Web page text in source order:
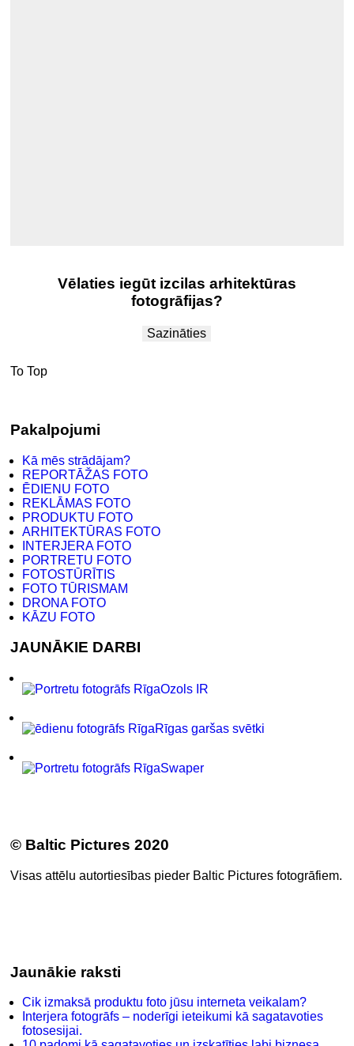
Vēlaties iegūt izcilas arhitektūras
fotogrāfijas?
Sazināties
To Top
Pakalpojumi
Kā mēs strādājam?
REPORTĀŽAS FOTO
ĒDIENU FOTO
REKLĀMAS FOTO
PRODUKTU FOTO
ARHITEKTŪRAS FOTO
INTERJERA FOTO
PORTRETU FOTO
FOTOSTŪRĪTIS
FOTO TŪRISMAM
DRONA FOTO
KĀZU FOTO
JAUNĀKIE DARBI
Ozols IR
Rīgas garšas svētki
Swaper
© Baltic Pictures 2020
Visas attēlu autortiesības pieder Baltic Pictures fotogrāfiem.
Jaunākie raksti
Cik izmaksā produktu foto jūsu interneta veikalam?
Interjera fotogrāfs – noderīgi ieteikumi kā sagatavoties
fotosesijai.